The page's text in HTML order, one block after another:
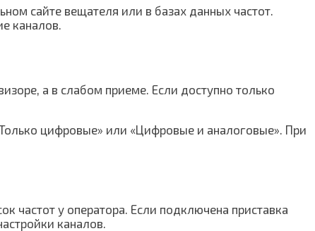
сайте вещателя или в базах данных частот.
каналов.
а в слабом приеме. Если доступно только
цифровые» или «Цифровые и аналоговые». При
частот у оператора. Если подключена приставка
каналов.